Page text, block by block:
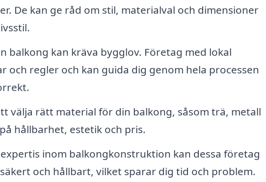
De kan ge råd om stil, materialval och dimensioner
balkong kan kräva bygglov. Företag med lokal
och regler och kan guida dig genom hela processen
välja rätt material för din balkong, såsom trä, metall
hållbarhet, estetik och pris.
inom balkongkonstruktion kan dessa företag
och hållbart, vilket sparar dig tid och problem.